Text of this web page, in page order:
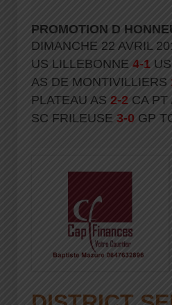
PROMOTION D
DIMANCHE 22 AVRIL
US LILLEBONNE 4-1
AS DE MONTIVILLIERS
PLATEAU AS 2-2 CA PT
SC FRILEUSE 3-0 GP